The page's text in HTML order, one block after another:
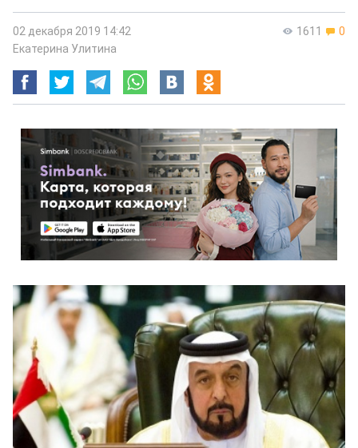
1611 0
02 декабря 2019 14:42
Екатерина Улитина